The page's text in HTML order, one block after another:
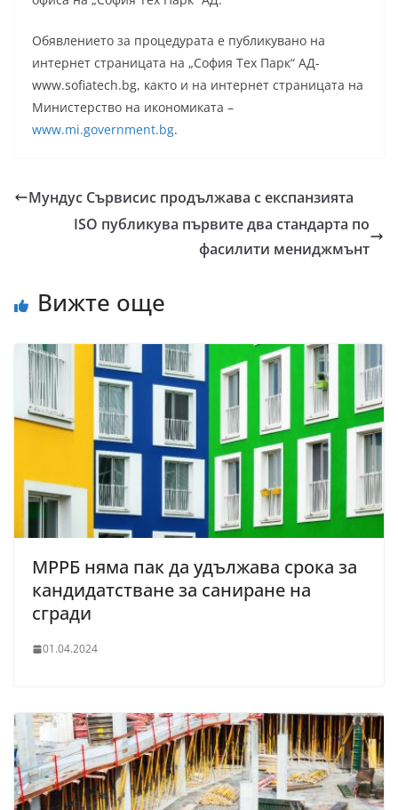
Обявлението за процедурата е публикувано на
интернет страницата на „София Тех Парк“ АД-
www.sofiatech.bg, както и на интернет страницата на
Министерство на икономиката –
www.mi.government.bg.
Мундус Сървисис продължава с експанзията
ISO публикува първите два стандарта по
фасилити мениджмънт
Вижте още
МРРБ няма пак да удължава срока за
кандидатстване за саниране на
сгради
01.04.2024